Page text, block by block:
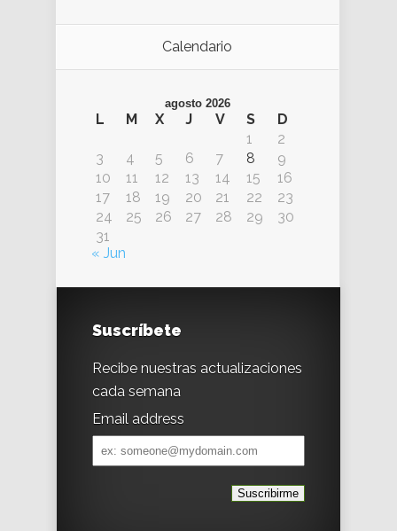
Calendario
agosto 2026
L M X J V S
D
1
2
3
4 5 6 7 8
9
10
11 12 13 14 15
16
17
18 19 20 21 22
23
24
25 26 27 28 29
30
31
« Jun
Suscríbete
Recibe nuestras actualizaciones
cada semana
Email address
Email
address